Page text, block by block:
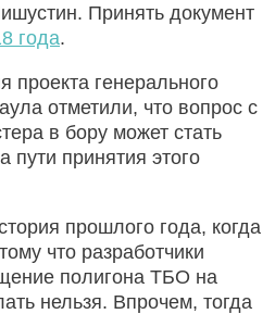
Принять документ
года.
проекта генерального
отметили, что вопрос с
в бору может стать
пути принятия этого
прошлого года, когда
что разработчики
полигона ТБО на
нельзя. Впрочем, тогда